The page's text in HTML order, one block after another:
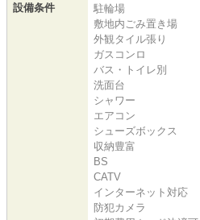
設備条件
駐輪場
敷地内ごみ置き場
外観タイル張り
ガスコンロ
バス・トイレ別
洗面台
シャワー
エアコン
シューズボックス
収納豊富
BS
CATV
インターネット対応
防犯カメラ